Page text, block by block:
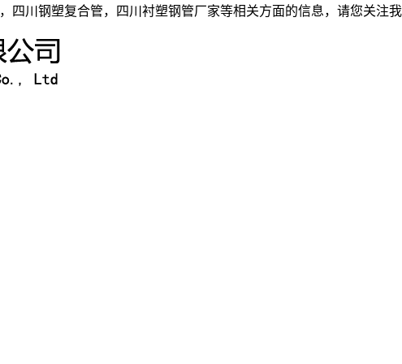
，四川钢塑复合管，四川衬塑钢管厂家等相关方面的信息，请您关注